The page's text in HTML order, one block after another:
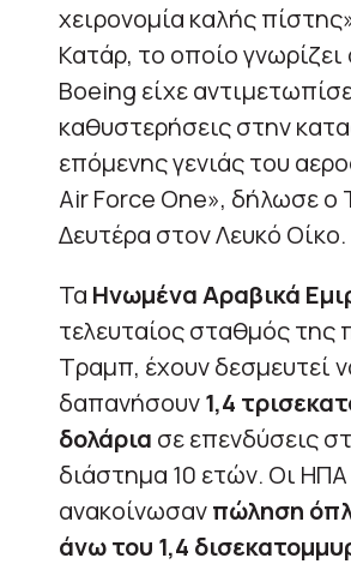
χειρονομία καλής
Κατάρ, το οποίο γνωρίζει
Boeing είχε
καθυστερήσεις στην
επόμενης γενιάς του
Air Force One», δήλωσε ο
Δευτέρα στον Λευκό Οίκο.
Τα Ηνωμένα Αραβικά
τελευταίος σταθμός της
Τραμπ, έχουν δεσμευτεί
δαπανήσουν1,4
δολάρια σε επενδύσεις
διάστημα 10 ετών. Οι ΗΠΑ
ανακοίνωσανπώληση
άνω του 1,4